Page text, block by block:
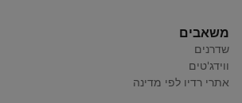
משאבים
שדרנים
ווידג'טים
אתרי רדיו לפי מדינה